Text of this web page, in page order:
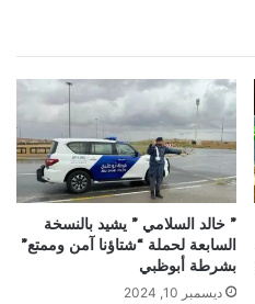
” خالد السلامي ” يشيد بالنسخة
السابعة لحملة “شتاؤنا آمن وممتع”
بشرطة أبوظبي
ديسمبر 10, 2024